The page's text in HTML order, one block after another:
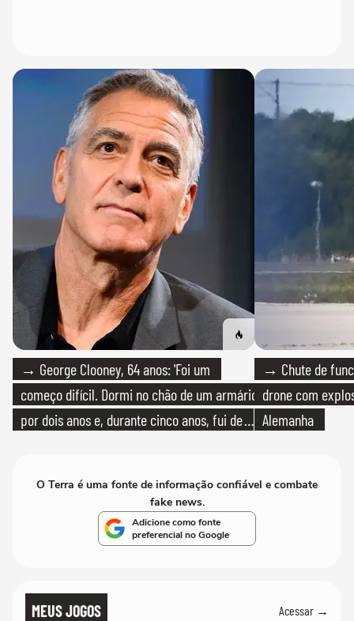
→ George Clooney, 64 anos: 'Foi um
começo difícil. Dormi no chão de um armário
por dois anos e, durante cinco anos, fui de
→ Chute de
drone com
Alemanha
O Terra é uma fonte de informação confiável e combate
fake news.
Adicione como fonte
preferencial no Google
MEUS JOGOS Acessar →